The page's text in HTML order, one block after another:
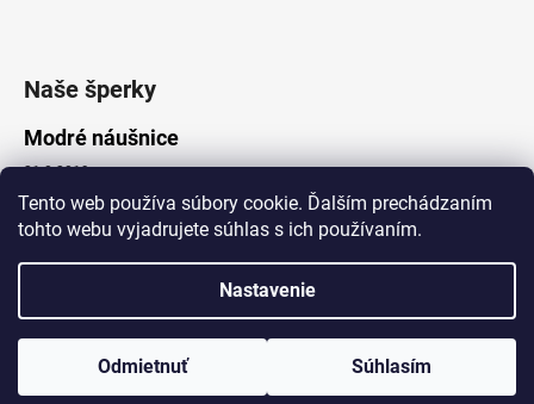
Tento web používa súbory cookie. Ďalším prechádzaním
tohto webu vyjadrujete súhlas s ich používaním.
Nastavenie
Odmietnuť Súhlasím
www.Lotka.sk - najkrajšie šperky za dobré ceny. Pri nákupe nad 50€
poštovné zdarma. Nakupujte s dôverou - naša spoločnosť je s
Naše šperky
Modré náušnice
21.8.2019
Vytvoril Shoptet
Lotka.sk. Všetky práva vyhradené.
Upraviť nastavenie cookies